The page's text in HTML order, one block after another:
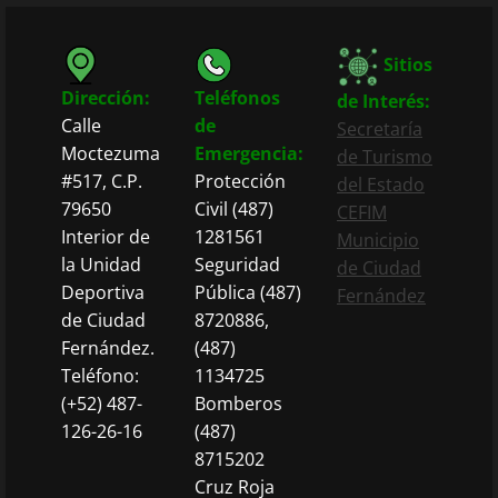
Dirección:
Calle
Moctezuma
#517, C.P.
79650
Interior de
la Unidad
Deportiva
de Ciudad
Fernández.
Teléfono:
(+52) 487-
126-26-16
Teléfonos
de
Emergencia:
Protección
Civil (487)
1281561
Seguridad
Pública (487)
8720886,
(487)
1134725
Bomberos
(487)
8715202
Cruz Roja
Sitios
de Interés:
Secretaría
de Turismo
del Estado
CEFIM
Municipio
de Ciudad
Fernández